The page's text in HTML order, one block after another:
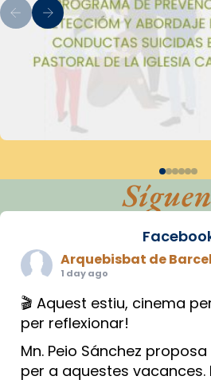
Arquebisbat de
1 day ago
🎬 Aquest estiu, cinema
per reflexionar!
Mn. Peio Sánchez proposa
per a aquestes vacances.